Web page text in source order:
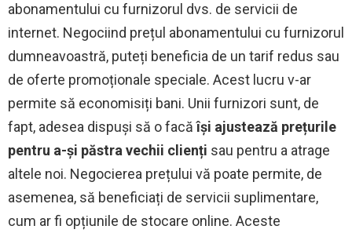
abonamentului cu furnizorul dvs. de servicii de
internet. Negociind prețul abonamentului cu furnizorul
dumneavoastră, puteți beneficia de un tarif redus sau
de oferte promoționale speciale. Acest lucru v-ar
permite să economisiți bani. Unii furnizori sunt, de
fapt, adesea dispuși să o facăîși ajustează prețurile
pentru a-și păstra vechii clienți sau pentru a atrage
altele noi. Negocierea prețului vă poate permite, de
asemenea, să beneficiați de servicii suplimentare,
cum ar fi opțiunile de stocare online. Aceste